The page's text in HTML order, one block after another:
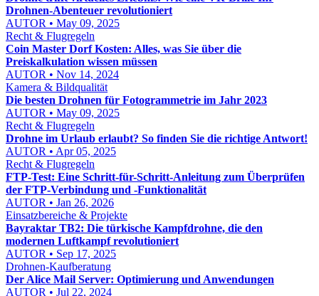
Drohnen-Abenteuer revolutioniert
AUTOR • May 09, 2025
Recht & Flugregeln
Coin Master Dorf Kosten: Alles, was Sie über die
Preiskalkulation wissen müssen
AUTOR • Nov 14, 2024
Kamera & Bildqualität
Die besten Drohnen für Fotogrammetrie im Jahr 2023
AUTOR • May 09, 2025
Recht & Flugregeln
Drohne im Urlaub erlaubt? So finden Sie die richtige Antwort!
AUTOR • Apr 05, 2025
Recht & Flugregeln
FTP-Test: Eine Schritt-für-Schritt-Anleitung zum Überprüfen
der FTP-Verbindung und -Funktionalität
AUTOR • Jan 26, 2026
Einsatzbereiche & Projekte
Bayraktar TB2: Die türkische Kampfdrohne, die den
modernen Luftkampf revolutioniert
AUTOR • Sep 17, 2025
Drohnen-Kaufberatung
Der Alice Mail Server: Optimierung und Anwendungen
AUTOR • Jul 22, 2024